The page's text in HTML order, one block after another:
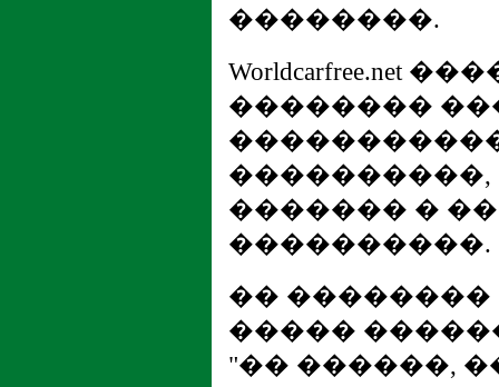
��������.
Worldcarfree.net
��������
����������,
������� �
����������.
��
�����
"�� ������,